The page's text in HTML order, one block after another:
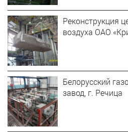
Реконструкция
воздуха ОАО
Белорусский
завод, г. Речица